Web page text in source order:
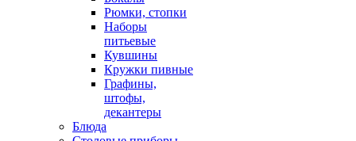
Рюмки, стопки
Наборы
питьевые
Кувшины
Кружки пивные
Графины,
штофы,
декантеры
Блюда